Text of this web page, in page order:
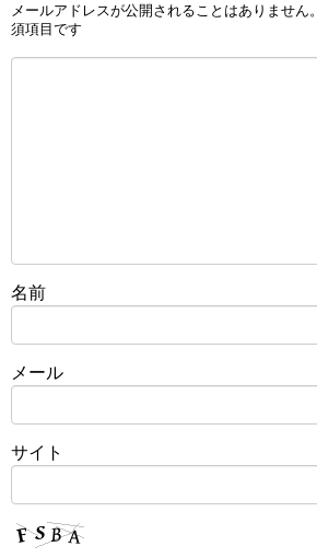
メールアドレスが公開されることはありません。
須項目です
名前
メール
サイト